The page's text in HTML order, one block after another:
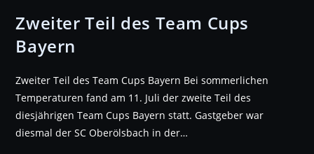
Zweiter Teil des Team Cups
Bayern
Zweiter Teil des Team Cups Bayern Bei sommerlichen
Temperaturen fand am 11. Juli der zweite Teil des
diesjährigen Team Cups Bayern statt. Gastgeber war
diesmal der SC Oberölsbach in der…